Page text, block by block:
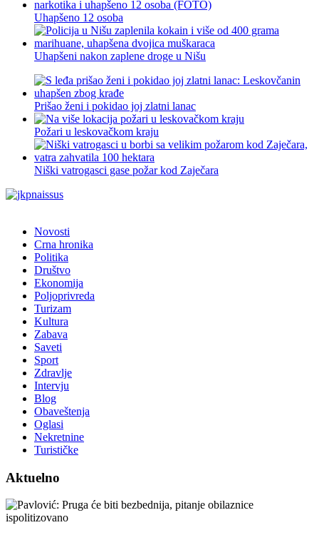
Uhapšeno 12 osoba
Uhapšeni nakon zaplene droge u Nišu
Prišao ženi i pokidao joj zlatni lanac
Požari u leskovačkom kraju
Niški vatrogasci gase požar kod Zaječara
Novosti
Crna hronika
Politika
Društvo
Ekonomija
Poljoprivreda
Turizam
Kultura
Zabava
Saveti
Sport
Zdravlje
Intervju
Blog
Obaveštenja
Oglasi
Nekretnine
Turističke
Aktuelno